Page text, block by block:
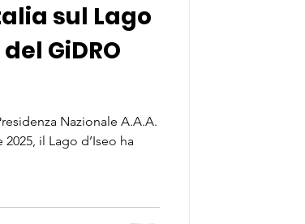
sul Lago
GiDRO
Nazionale A.A.A.
il Lago d’Iseo ha